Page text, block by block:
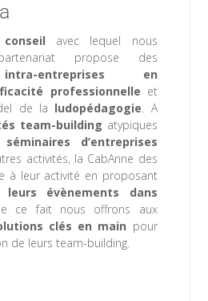
avec lequel nous
propose des
entreprises en
professionnelle et
de la ludopédagogie. A
team-building atypiques
séminaires d’entreprises
activités, la CabAnne des
à leur activité en proposant
leurs évènements dans
ce fait nous offrons aux
clés en main pour
de leurs team-building.